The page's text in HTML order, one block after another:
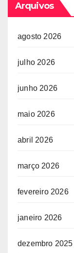
Arquivos
agosto 2026
julho 2026
junho 2026
maio 2026
abril 2026
março 2026
fevereiro 2026
janeiro 2026
dezembro 2025